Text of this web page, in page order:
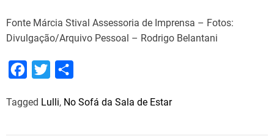
Fonte Márcia Stival Assessoria de Imprensa – Fotos:
Divulgação/Arquivo Pessoal – Rodrigo Belantani
c
i
a
Tagged Lulli, No Sofá da Sala de Estar